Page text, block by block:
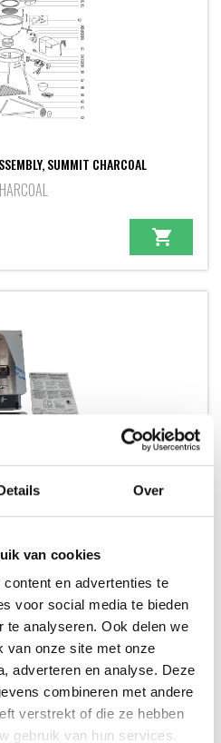
Over
van cookies
en advertenties te
voor social media te bieden
te analyseren. Ook delen we
van onze site met onze
adverteren en analyse. Deze
combineren met andere
verstrekt of die ze hebben
gebruik van hun services.
SUMMIT CHARCOAL
SUMMIT CHARCOAL